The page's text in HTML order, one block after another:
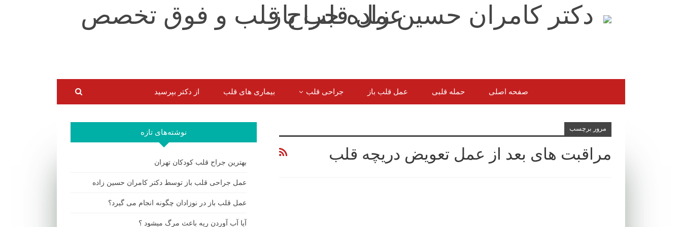
صفحه اصلی حمله قلبی عمل قلب باز جراحی قلب بیماری های قلب از دکتر بپرسید
مرور برچسب
مراقبت های بعد از عمل تعویض دریچه قلب
نوشته‌های تازه
بهترین جراح قلب کودکان تهران
عمل جراحی قلب باز توسط دکتر کامران حسین زاده
عمل قلب باز در نوزادان چگونه انجام می گیرد؟
آیا آب آوردن ریه باعث مرگ میشود ؟